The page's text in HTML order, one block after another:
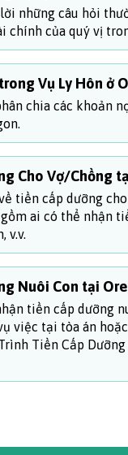
những câu hỏi
chính của quý vị
Vụ Ly Hôn ở
chia các khoản
Cho Vợ/Chồng
tiền cấp dưỡng
ai có thể nhận
v.v.
Nuôi Con tại
tiền cấp dưỡng
việc tại tòa án
Tiền Cấp